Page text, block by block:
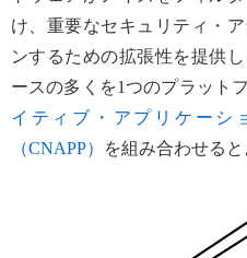
け、重要なセキュリティ・
ンするための拡張性を提供
ースの多くを1つのプラット
イティブ・アプリケーシ
（CNAPP）
を組み合わせると